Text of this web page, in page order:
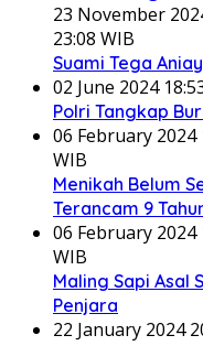
23 November
23:08 WIB
Suami Tega
02 June 2024
Polri Tangkap
06 February 2024
WIB
Menikah Belum
Terancam 9
06 February 2024
WIB
Maling Sapi Asal
Penjara
22 January 2024